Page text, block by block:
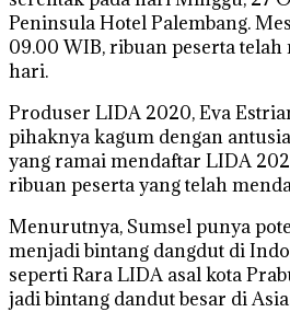
Peninsula Hotel Palembang.
09.00 WIB, ribuan peserta
hari.
Produser LIDA 2020, Eva
pihaknya kagum dengan
yang ramai mendaftar LIDA
ribuan peserta yang telah
Menurutnya, Sumsel punya
menjadi bintang dangdut di
seperti Rara LIDA asal kota
jadi bintang dandut besar di